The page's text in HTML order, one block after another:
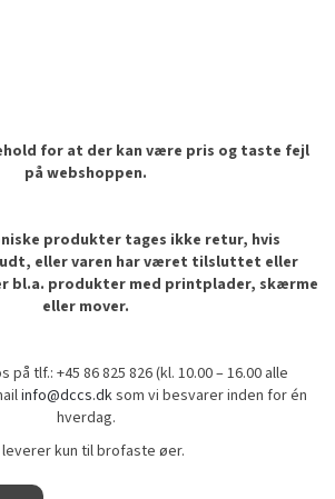
for at der kan være pris og taste fejl
på webshoppen.
produkter tages ikke retur, hvis
eller varen har været tilsluttet eller
bl.a. produkter med printplader, skærme
eller mover.
på tlf.: +45 86 825 826 (kl. 10.00 – 16.00 alle
info@dccs.dksom vi besvarer inden for én
hverdag.
leverer kun til brofaste øer.